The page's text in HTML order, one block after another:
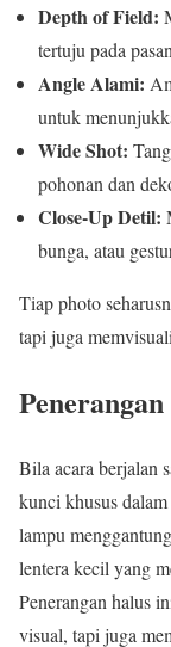
Depth of Field:
tertuju pada
Angle Alami:
untuk
Wide Shot:
pohonan dan
Close-Up Detil:
bunga, atau
Tiap photo
tapi juga
Bila acara berjalan
kunci khusus
lampu
lentera kecil yang
Penerangan halus
visual, tapi juga